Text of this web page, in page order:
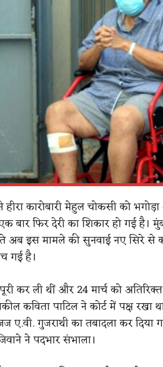
कारोबारी मेहुल चोकसी को
बार फिर देरी का शिकार हो गई है।
इस मामले की सुनवाई नए सिरे से
गई है।
कर ली थीं और 24 मार्च को
कविता पाटिल ने कोर्ट में पक्ष रखा
ए.वी. गुजराथी का तबादला कर दिया
ने पदभार संभाला।